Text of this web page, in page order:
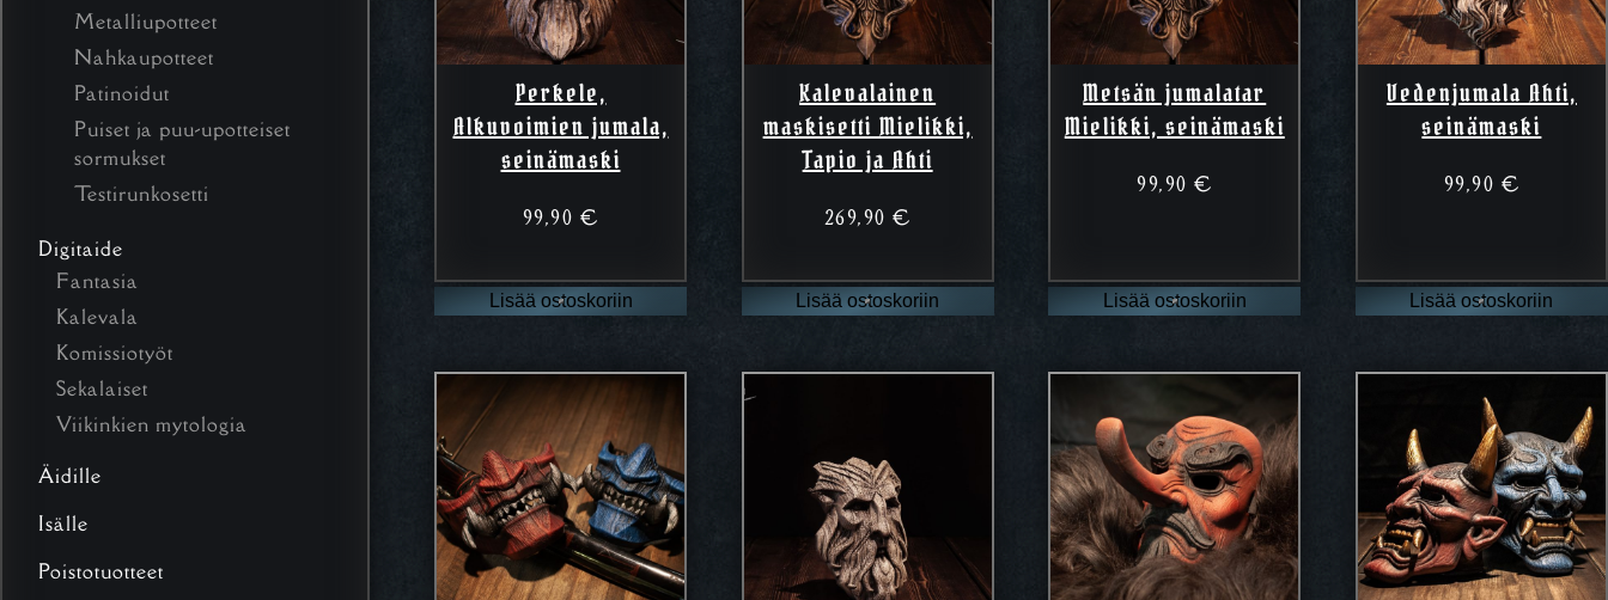
Metalliupotteet
Nahkaupotteet
Patinoidut
Puiset ja puu-upotteiset
sormukset
Testirunkosetti
Digitaide
Fantasia
Kalevala
Komissiotyöt
Sekalaiset
Viikinkien mytologia
Äidille
Isälle
Poistotuotteet
Perkele,
Alkuvoimien jumala,
seinämaski
99,90 €
Lisää ostoskoriin
Kalevalainen
maskisetti Mielikki,
Tapio ja Ahti
269,90€
Lisää ostoskoriin
Metsän jumalatar
Mielikki, seinämaski
99,90 €
Lisää ostoskoriin
Vedenjumala Ahti,
seinämaski
99,90 €
Lisää ostoskoriin